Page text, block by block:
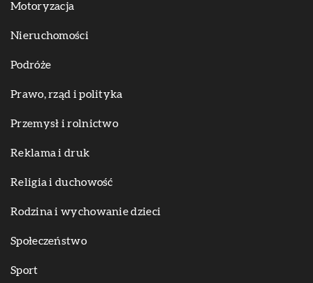
Motoryzacja
Nieruchomości
Podróże
Prawo, rząd i polityka
Przemysł i rolnictwo
Reklama i druk
Religia i duchowość
Rodzina i wychowanie dzieci
Społeczeństwo
Sport